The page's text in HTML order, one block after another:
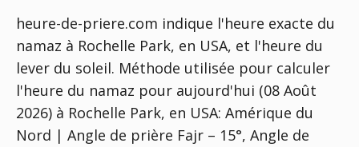
heure-de-priere.com indique l'heure exacte du
namaz à Rochelle Park, en USA, et l'heure du
lever du soleil. Méthode utilisée pour calculer
l'heure du namaz pour aujourd'hui (08 Août
2026) à Rochelle Park, en USA: Amérique du
Nord | Angle de prière Fajr – 15°, Angle de